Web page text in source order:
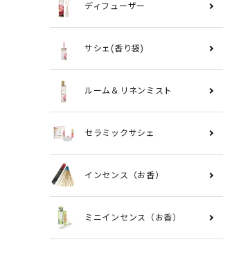
ディフューザー
サシェ(香り袋)
ルーム＆リネンミスト
セラミックサシェ
インセンス（お香）
ミニインセンス（お香）